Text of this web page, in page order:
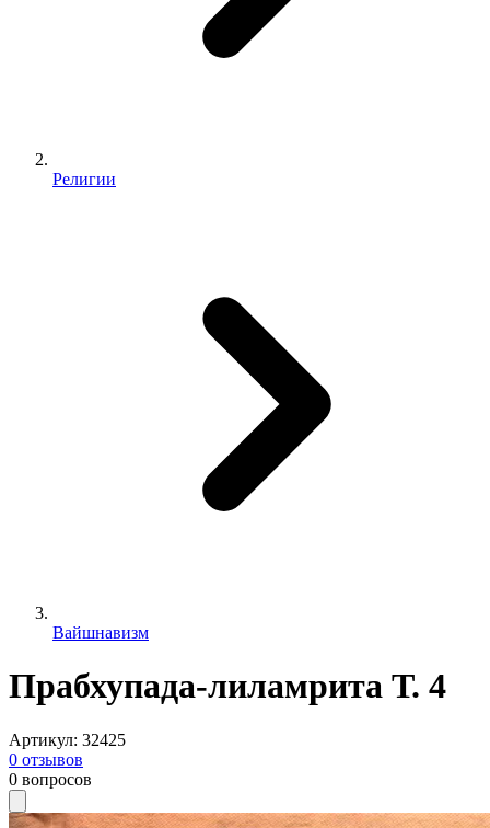
Религии
Вайшнавизм
Прабхупада-лиламрита Т. 4
Артикул: 32425
0 отзывов
0 вопросов